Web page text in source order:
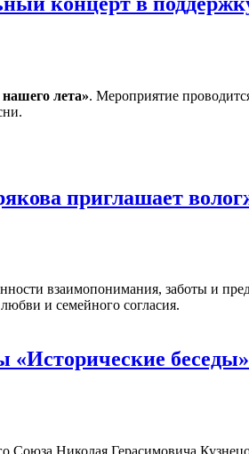
лета». Мероприятие
приглашает
взаимопонимания, заботы и
и семейного согласия.